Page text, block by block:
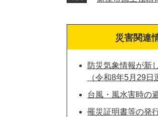
災害関連
防災気象情報が新
（令和8年5月29日
台風・風水害時の
罹災証明書等の発